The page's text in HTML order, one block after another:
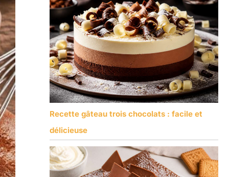
Recette gâteau trois chocolats : facile et
délicieuse